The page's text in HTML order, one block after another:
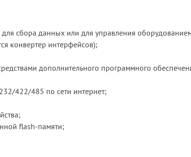
сбора данных или для управления
конвертер интерфейсов);
дополнительного программного
422/485 по сети интернет;
flash-памяти;